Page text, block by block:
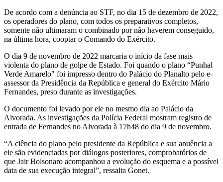
De acordo com a denúncia ao STF, no dia 15 de dezembro de 2022,
os operadores do plano, com todos os preparativos completos,
somente não ultimaram o combinado por não haverem conseguido,
na última hora, cooptar o Comando do Exército.
O dia 9 de novembro de 2022 marcaria o início da fase mais
violenta do plano de golpe de Estado. Foi quando o plano “Punhal
Verde Amarelo" foi impresso dentro do Palácio do Planalto pelo e-
assessor da Presidência da República e general do Exército Mário
Fernandes, preso durante as investigações.
O documento foi levado por ele no mesmo dia ao Palácio da
Alvorada. As investigações da Polícia Federal mostram registro de
entrada de Fernandes no Alvorada à 17h48 do dia 9 de novembro.
“A ciência do plano pelo presidente da República e sua anuência a
ele são evidenciadas por diálogos posteriores, comprobatórios de
que Jair Bolsonaro acompanhou a evolução do esquema e a possível
data de sua execução integral”, ressalta Gonet.